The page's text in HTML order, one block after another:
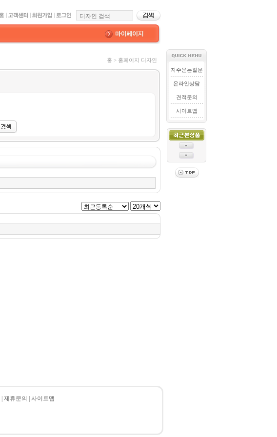
홈 > 홈페이지 디자인
자주묻는질문
온라인상담
견적문의
사이트맵
제휴문의 사이트맵